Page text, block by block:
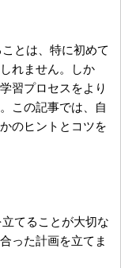
とは、特に初めて
れません。しか
習プロセスをより
この記事では、自
のヒントとコツを
てることが大切な
った計画を立てま